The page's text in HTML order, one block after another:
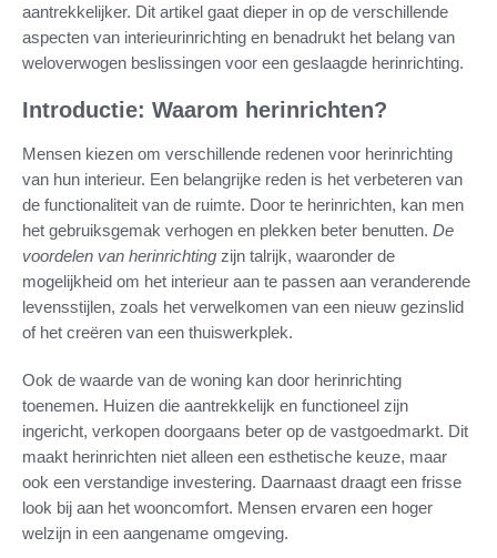
aantrekkelijker. Dit artikel gaat dieper in op de verschillende
aspecten van interieurinrichting en benadrukt het belang van
weloverwogen beslissingen voor een geslaagde herinrichting.
Introductie: Waarom herinrichten?
Mensen kiezen om verschillende redenen voor herinrichting
van hun interieur. Een belangrijke reden is het verbeteren van
de functionaliteit van de ruimte. Door te herinrichten, kan men
het gebruiksgemak verhogen en plekken beter benutten. De
voordelen van herinrichting zijn talrijk, waaronder de
mogelijkheid om het interieur aan te passen aan veranderende
levensstijlen, zoals het verwelkomen van een nieuw gezinslid
of het creëren van een thuiswerkplek.
Ook de waarde van de woning kan door herinrichting
toenemen. Huizen die aantrekkelijk en functioneel zijn
ingericht, verkopen doorgaans beter op de vastgoedmarkt. Dit
maakt herinrichten niet alleen een esthetische keuze, maar
ook een verstandige investering. Daarnaast draagt een frisse
look bij aan het wooncomfort. Mensen ervaren een hoger
welzijn in een aangename omgeving.